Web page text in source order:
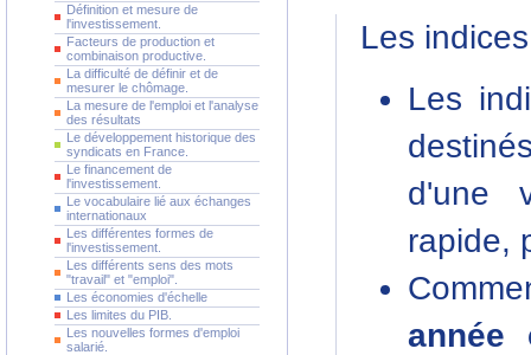
Définition et mesure de
l'investissement.
Facteurs de production et
combinaison productive.
La difficulté de définir et de
mesurer le chômage.
La mesure de l'emploi et l'analyse
des résultats
Le développement historique des
syndicats en France.
Le financement de
l'investissement.
Le vocabulaire lié aux échanges
internationaux
Les différentes formes de
l'investissement.
Les différents sens des mots
"travail" et "emploi".
Les économies d'échelle
Les limites du PIB.
Les nouvelles formes d'emploi
salarié.
Les
Les
d'une
rapide,
année